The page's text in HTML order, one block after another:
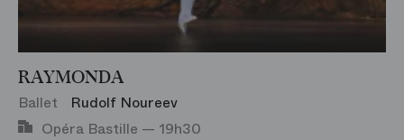
RAYMONDA
Ballet
Rudolf Noureev
Opéra Bastille — 19h30